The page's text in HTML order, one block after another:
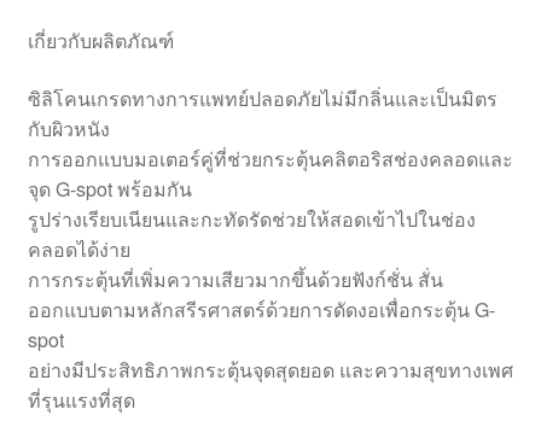
เกี่ยวกับผลิตภัณฑ์
ซิลิโคนเกรดทางการแพทย์ปลอดภัยไม่มีกลิ่นและเป็นมิตร
กับผิวหนัง
การออกแบบมอเตอร์คู่ที่ช่วยกระตุ้นคลิตอริสช่องคลอดและ
จุด G-spot พร้อมกัน
รูปร่างเรียบเนียนและกะทัดรัดช่วยให้สอดเข้าไปในช่อง
คลอดได้ง่าย
การกระตุ้นที่เพิ่มความเสียวมากขึ้นด้วยฟังก์ชั่น สั่น
ออกแบบตามหลักสรีรศาสตร์ด้วยการดัดงอเพื่อกระตุ้น G-
spot
อย่างมีประสิทธิภาพกระตุ้นจุดสุดยอด และความสุขทางเพศ
ที่รุนแรงที่สุด